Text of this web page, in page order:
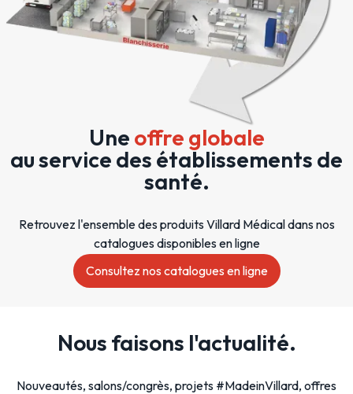
Une offre globale
au service des établissements de
santé.
Retrouvez l'ensemble des produits Villard Médical dans nos
catalogues disponibles en ligne
Consultez nos catalogues en ligne
Nous faisons l'actualité.
Nouveautés, salons/congrès, projets #MadeinVillard, offres